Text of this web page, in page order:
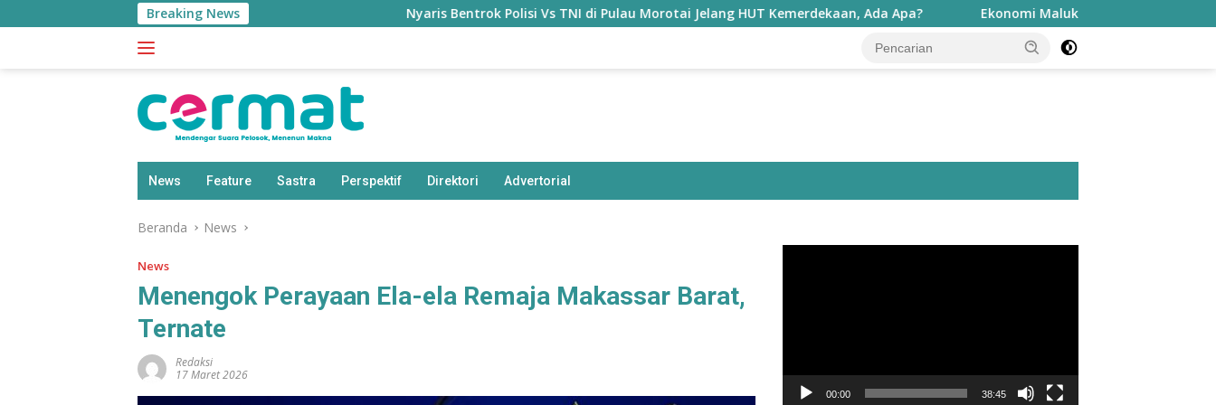
ke
Breaking News Nyaris Bentrok Polisi Vs TNI di Pulau Morotai Jelang HUT Kemerdekaan, Ada Apa? Ekonomi Maluku Utara Tumbuh Tinggi, Penduduk
News Feature Sastra Perspektif Direktori Advertorial
Beranda News
News
Menengok Perayaan Ela-ela Remaja Makassar Barat,
Ternate
Redaksi
17 Maret 2026
00:00 38:45